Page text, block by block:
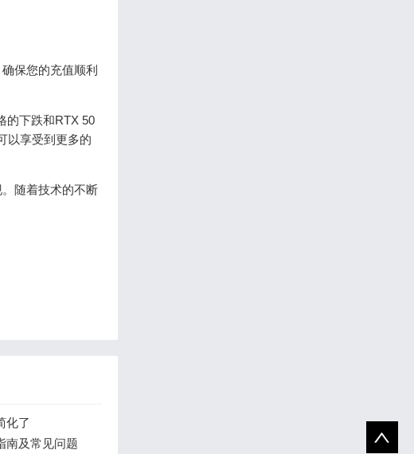
保您的充值顺利
的下跌和RTX 50
以享受到更多的
随着技术的不断
化了
南及常见问题